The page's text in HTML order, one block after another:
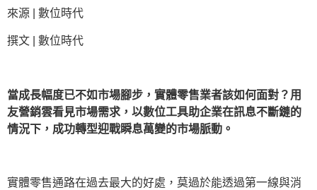
來源 | 數位時代
撰文 | 數位時代
當成長幅度已不如市場腳步，實體零售業者該如何面對？用
友營銷雲看見市場需求，以數位工具助企業在訊息不斷鏈的
情況下，成功轉型迎戰瞬息萬變的市場脈動。
實體零售通路在過去最大的好處，莫過於能透過第一線與消